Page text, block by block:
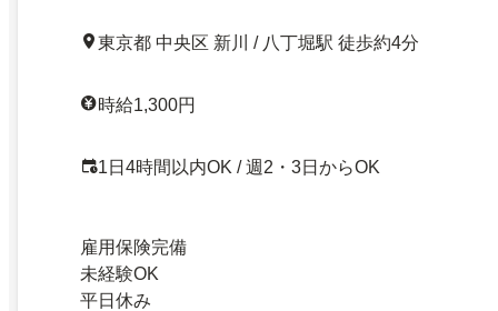
東京都 中央区 新川 / 八丁堀駅 徒歩約4分
時給1,300円
1日4時間以内OK / 週2・3日からOK
雇用保険完備
未経験OK
平日休み